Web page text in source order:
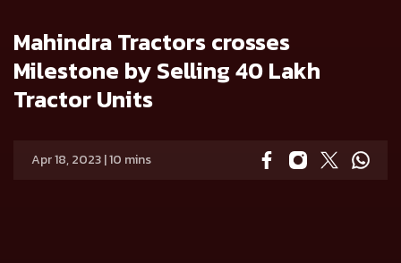
Mahindra Tractors crosses
Milestone by Selling 40 Lakh
Tractor Units
Apr 18, 2023 | 10 mins